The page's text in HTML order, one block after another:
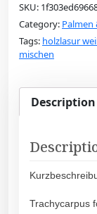
SKU:
Category: Palmen
Tags: holzlasur
mischen
Description
Trachycarpus